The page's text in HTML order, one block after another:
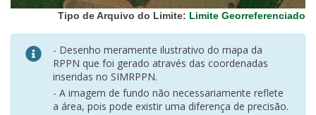
Tipo de Arquivo do Limite: Limite Georreferenciado
- Desenho meramente ilustrativo do mapa da
RPPN que foi gerado através das coordenadas
inseridas no SIMRPPN.
- A imagem de fundo não necessariamente reflete
a área, pois pode existir uma diferença de precisão.